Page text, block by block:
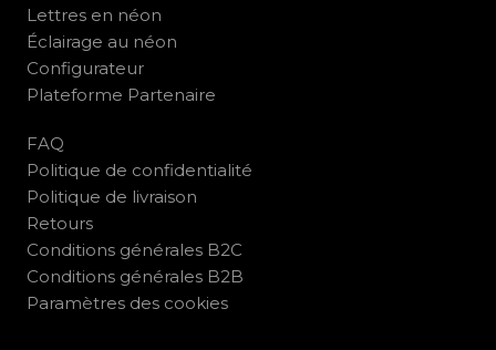
Lettres en néon
Éclairage au néon
Configurateur
Plateforme Partenaire
FAQ
Politique de confidentialité
Politique de livraison
Retours
Conditions générales B2C
Conditions générales B2B
Paramètres des cookies